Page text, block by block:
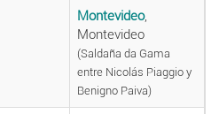
Montevideo,
Montevideo
(Saldaña da Gama
entre Nicolás Piaggio y
Benigno Paiva)